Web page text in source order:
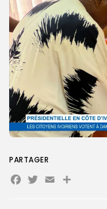
PARTAGER
Facebook
Twitter
Email